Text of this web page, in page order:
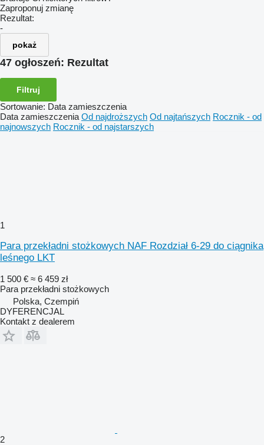
Zaproponuj zmianę
Rezultat:
-
pokaż
47 ogłoszeń: Rezultat
Filtruj
Sortowanie: Data zamieszczenia
Data zamieszczenia Od najdroższych Od najtańszych Rocznik - od
najnowszych Rocznik - od najstarszych
1
Para przekładni stożkowych NAF Rozdział 6-29 do ciągnika
leśnego LKT
1 500 € ≈ 6 459 zł
Para przekładni stożkowych
Polska, Czempiń
DYFERENCJAL
Kontakt z dealerem
2